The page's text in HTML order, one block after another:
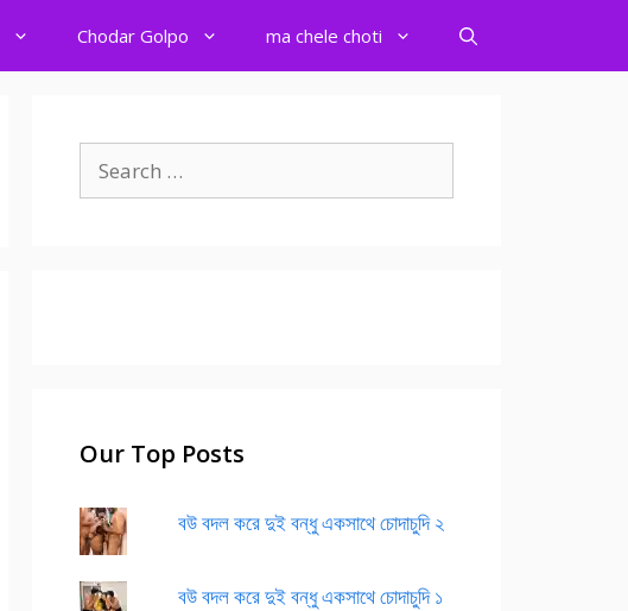
Chodar Golpo ma chele choti
for:
Our Top Posts
বউ বদল করে দুই বন্ধু একসাথে চোদাচুদি ২
বউ বদল করে দুই বন্ধু একসাথে চোদাচুদি ১